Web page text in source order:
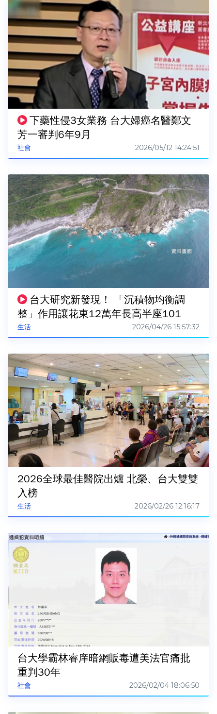
社會
下藥性侵3女業務 台大婦癌名醫鄭文
芳一審判6年9月
2026/05/12 14:24:51
生活
台大研究新發現！ 「沉積物均衡調
整」作用讓花東12萬年長高半座101
2026/04/26 15:57:32
生活
2026全球最佳醫院出爐 北榮、台大雙雙
入榜
2026/02/26 12:16:17
社會
台大學霸林睿庠暗網販毒遭美法官痛批
重判30年
2026/02/04 18:06:50